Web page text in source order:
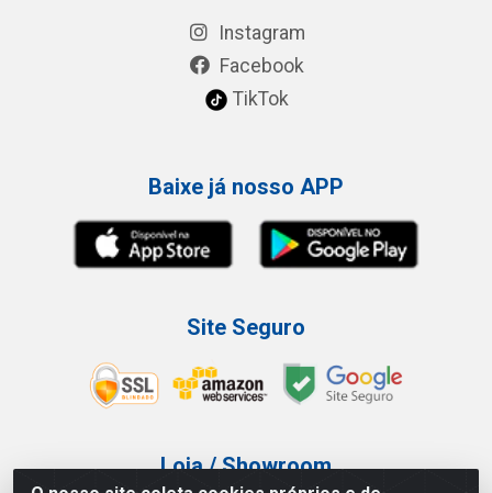
Instagram
Facebook
TikTok
Baixe já nosso APP
Site Seguro
Loja / Showroom